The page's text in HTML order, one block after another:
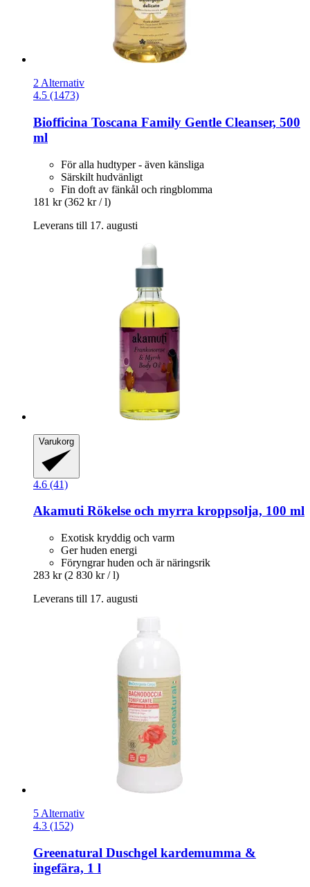
2 Alternativ
4.5 (1473)
Biofficina Toscana Family Gentle Cleanser, 500
ml
För alla hudtyper - även känsliga
Särskilt hudvänligt
Fin doft av fänkål och ringblomma
181 kr (362 kr / l)
Leverans till 17. augusti
Varukorg
4.6 (41)
Akamuti Rökelse och myrra kroppsolja, 100 ml
Exotisk kryddig och varm
Ger huden energi
Föryngrar huden och är näringsrik
283 kr (2 830 kr / l)
Leverans till 17. augusti
5 Alternativ
4.3 (152)
Greenatural Duschgel kardemumma &
ingefära, 1 l